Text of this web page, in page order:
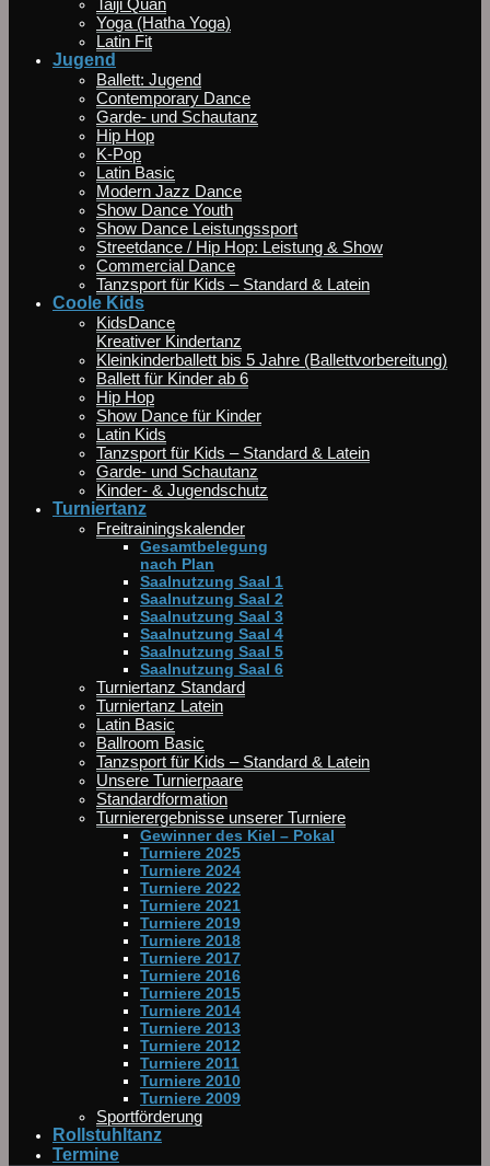
Taiji Quan
Yoga (Hatha Yoga)
Latin Fit
Jugend
Ballett: Jugend
Contemporary Dance
Garde- und Schautanz
Hip Hop
K-Pop
Latin Basic
Modern Jazz Dance
Show Dance Youth
Show Dance Leistungssport
Streetdance / Hip Hop: Leistung & Show
Commercial Dance
Tanzsport für Kids – Standard & Latein
Coole Kids
KidsDance
Kreativer Kindertanz
Kleinkinderballett bis 5 Jahre (Ballettvorbereitung)
Ballett für Kinder ab 6
Hip Hop
Show Dance für Kinder
Latin Kids
Tanzsport für Kids – Standard & Latein
Garde- und Schautanz
Kinder- & Jugendschutz
Turniertanz
Freitrainingskalender
Gesamtbelegung
nach Plan
Saalnutzung Saal 1
Saalnutzung Saal 2
Saalnutzung Saal 3
Saalnutzung Saal 4
Saalnutzung Saal 5
Saalnutzung Saal 6
Turniertanz Standard
Turniertanz Latein
Latin Basic
Ballroom Basic
Tanzsport für Kids – Standard & Latein
Unsere Turnierpaare
Standardformation
Turnierergebnisse unserer Turniere
Gewinner des Kiel – Pokal
Turniere 2025
Turniere 2024
Turniere 2022
Turniere 2021
Turniere 2019
Turniere 2018
Turniere 2017
Turniere 2016
Turniere 2015
Turniere 2014
Turniere 2013
Turniere 2012
Turniere 2011
Turniere 2010
Turniere 2009
Sportförderung
Rollstuhltanz
Termine